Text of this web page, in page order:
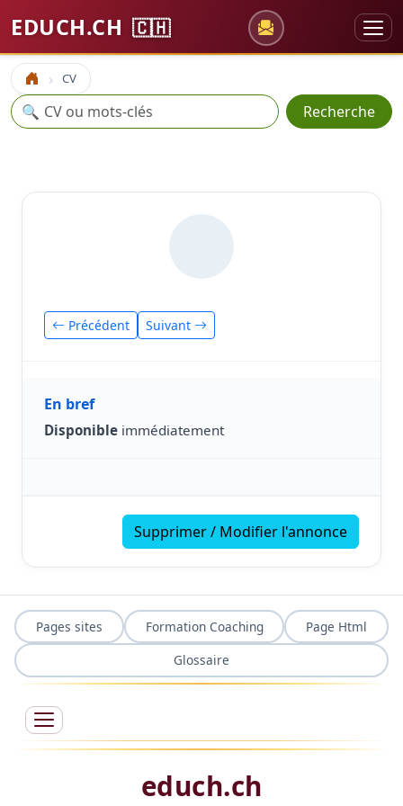
EDUCH.CH 🇨🇭
Accueil CV
Recherche
🔍 Recherche
Précédent Suivant
En bref
Disponible immédiatement
Supprimer / Modifier l'annonce
Pages sites Formation Coaching
Page Html
Glossaire
educh.ch